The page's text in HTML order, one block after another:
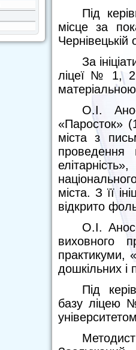
Під
місце за
Чернівецькій
За
ліцеї № 1,
О.І.
«Паросток»
міста з
проведення
міста. З її
відкрито
О.І.
виховного
практикуми,
дошкільних і
Під
базу ліцею